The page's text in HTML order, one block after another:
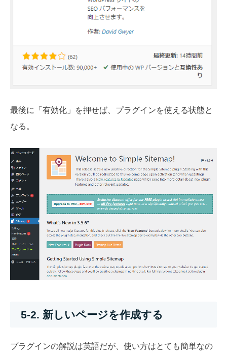
最後に「有効化」を押せば、プラグインを使える状態と
なる。
5-2. 新しいページを作成する
プラグインの解説は英語だが、使い方はとても簡単なの